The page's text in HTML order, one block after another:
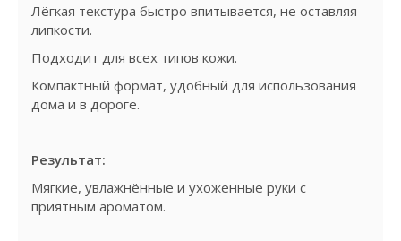
Лёгкая текстура быстро впитывается, не оставляя
липкости.
Подходит для всех типов кожи.
Компактный формат, удобный для использования
дома и в дороге.
Результат:
Мягкие, увлажнённые и ухоженные руки с
приятным ароматом.